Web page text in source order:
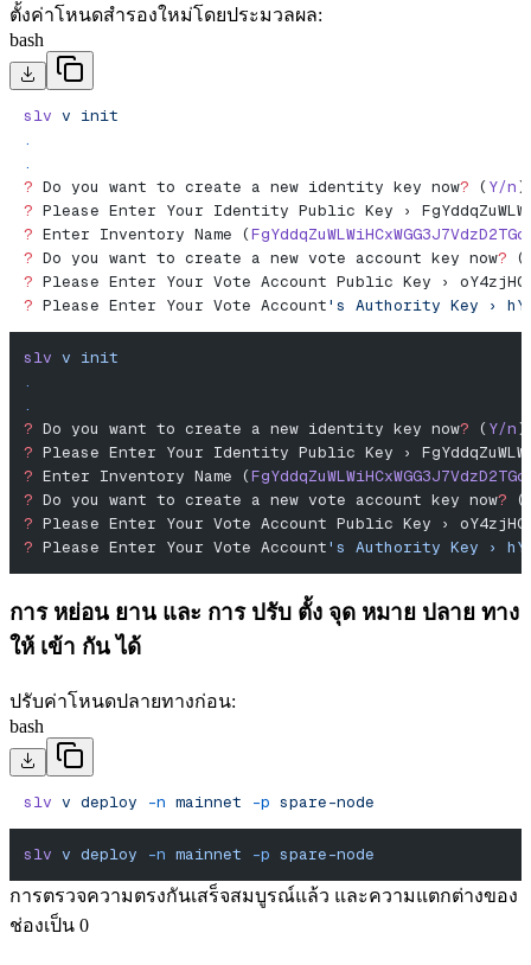
ตั้งค่าโหนดสํารองใหม่โดยประมวลผล:
bash
slv v init
.
.
? Do you want to create a new identity key now? (Y/n)
? Please Enter Your Identity Public Key ›
? Enter Inventory Name (
? Do you want to create a new vote account key now? (
? Please Enter Your Vote Account Public Key ›
? Please Enter Your Vote Account's Authority Key ›
slv v init
.
.
? Do you want to create a new identity key now? ( Y/n)
? Please Enter Your Identity Public Key ›
? Enter Inventory Name (
? Do you want to create a new vote account key now? (
? Please Enter Your Vote Account Public Key ›
? Please Enter Your Vote Account's Authority Key ›
การ หย่อน ยาน และ การ ปรับ ตั้ง จุด หมาย ปลาย ทาง
ให้ เข้า กัน ได้
ปรับค่าโหนดปลายทางก่อน:
bash
slv v deploy -n mainnet -p spare-node
slv v deploy -n mainnet -p spare-node
การตรวจความตรงกันเสร็จสมบูรณ์แล้ว และความแตกต่างของ
ช่องเป็น 0